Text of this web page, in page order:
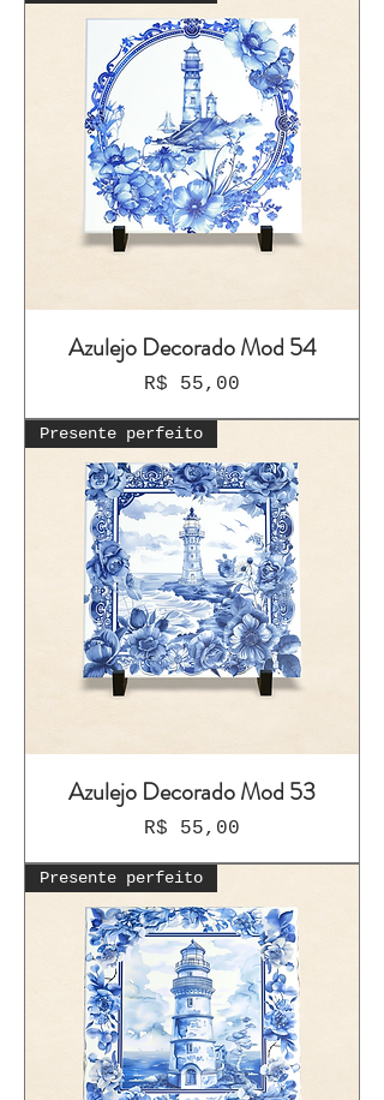
Azulejo Decorado Mod 54
Preço
R$ 55,00
Presente perfeito
Azulejo Decorado Mod 53
Preço
R$ 55,00
Presente perfeito